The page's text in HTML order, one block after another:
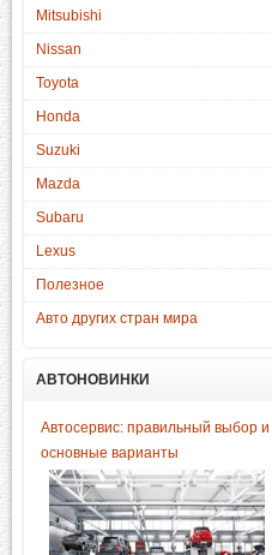
Mitsubishi
Nissan
Toyota
Honda
Suzuki
Mazda
Subaru
Lexus
Полезное
Авто других стран мира
АВТОНОВИНКИ
Автосервис: правильный выбор и
основные варианты